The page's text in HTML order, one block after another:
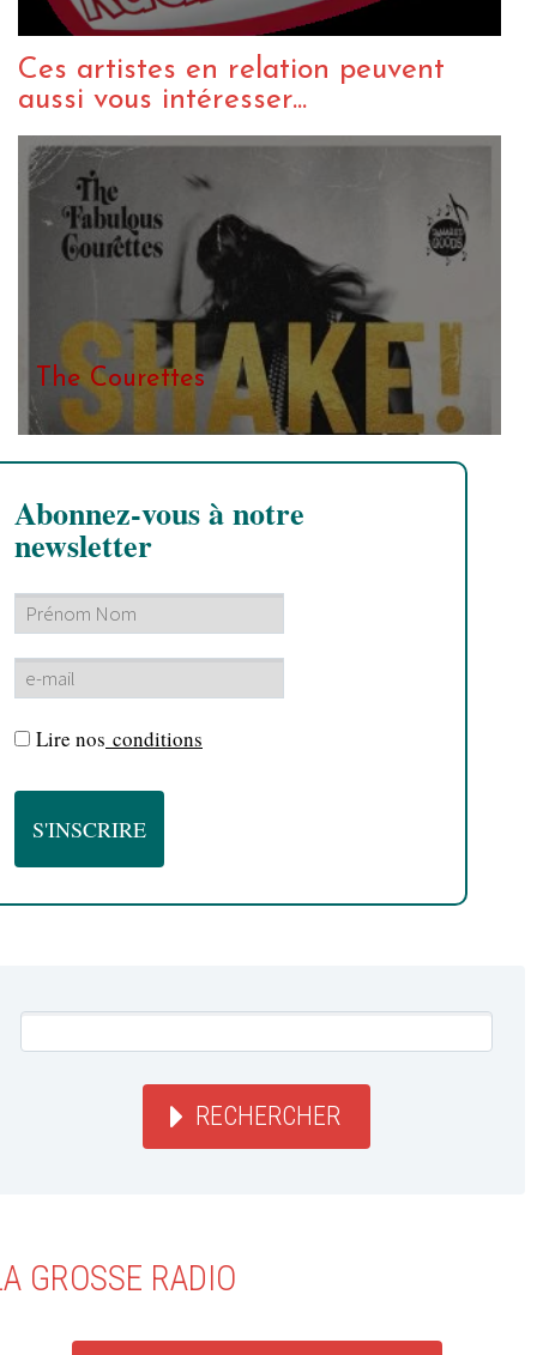
Ces artistes en relation peuvent
aussi vous intéresser...
The Courettes
Abonnez-vous à notre
newsletter
Lire nos conditions
RECHERCHER
GROSSE RADIO